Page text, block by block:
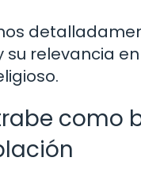
su relevancia
como